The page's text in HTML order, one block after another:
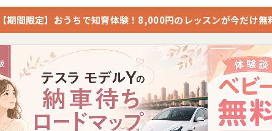
【期間限定】おうちで知育体験！8,000円のレッスンが今だけ